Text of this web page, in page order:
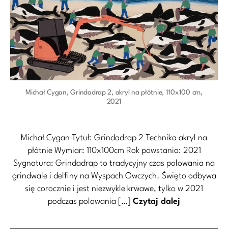
Michał Cygan, Grindadrap 2, akryl na płótnie, 110x100 cm,
2021
Michał Cygan Tytuł: Grindadrap 2 Technika akryl na
płótnie Wymiar: 110x100cm Rok powstania: 2021
Sygnatura: Grindadrap to tradycyjny czas polowania na
grindwale i delfiny na Wyspach Owczych. Święto odbywa
się corocznie i jest niezwykle krwawe, tylko w 2021
podczas polowania […] Czytaj dalej